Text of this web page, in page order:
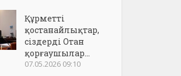
Құрметті
қостанайлықтар,
сіздерді Отан
қорғаушылар...
07.05.2026 09:10